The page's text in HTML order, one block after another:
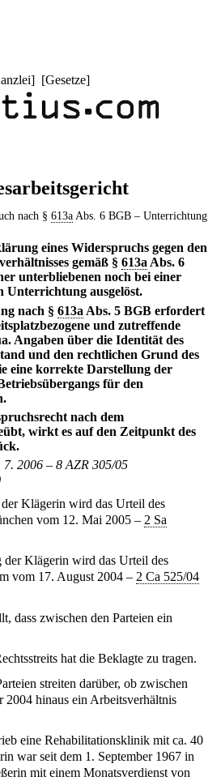
] [Gesetze]
nach §613a Abs. 6 BGB – Unterrichtung
eines Widerspruchs gegen den
gemäß § 613a Abs. 6
unterbliebenen noch bei einer
Unterrichtung ausgelöst.
nach §613a Abs. 5 BGB erfordert
und zutreffende
Angaben über die Identität des
und den rechtlichen Grund des
eine korrekte Darstellung der
für den
nach dem
wirkt es auf den Zeitpunkt des
2006 – 8 AZR 305/05
Klägerin wird das Urteil des
vom 12. Mai 2005 – 2 Sa
Klägerin wird das Urteil des
vom 17. August 2004 – 2 Ca 525/04
dass zwischen den Parteien ein
hat die Beklagte zu tragen.
streiten darüber, ob zwischen
2004 hinaus ein Arbeitsverhältnis
eine Rehabilitationsklinik mit ca. 40
war seit dem 1. September 1967 in
mit einem Monatsverdienst von